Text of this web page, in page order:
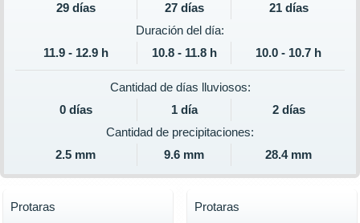
29 días
27 días
21 días
Duración del día:
11.9 - 12.9 h
10.8 - 11.8 h 10.0 - 10.7 h
Cantidad de días lluviosos:
0 días
1 día
2 días
Cantidad de precipitaciones:
2.5 mm
9.6 mm 28.4 mm
Protaras Protaras